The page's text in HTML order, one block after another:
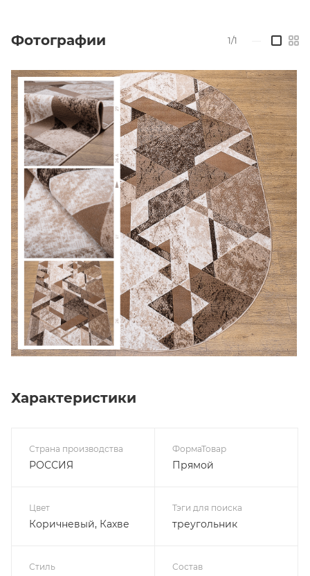
Фотографии 1/1
Характеристики
Страна производства
РОССИЯ
ФормаТовар
Прямой
Цвет
Коричневый, Кахве
Тэги для поиска
треугольник
Стиль Состав